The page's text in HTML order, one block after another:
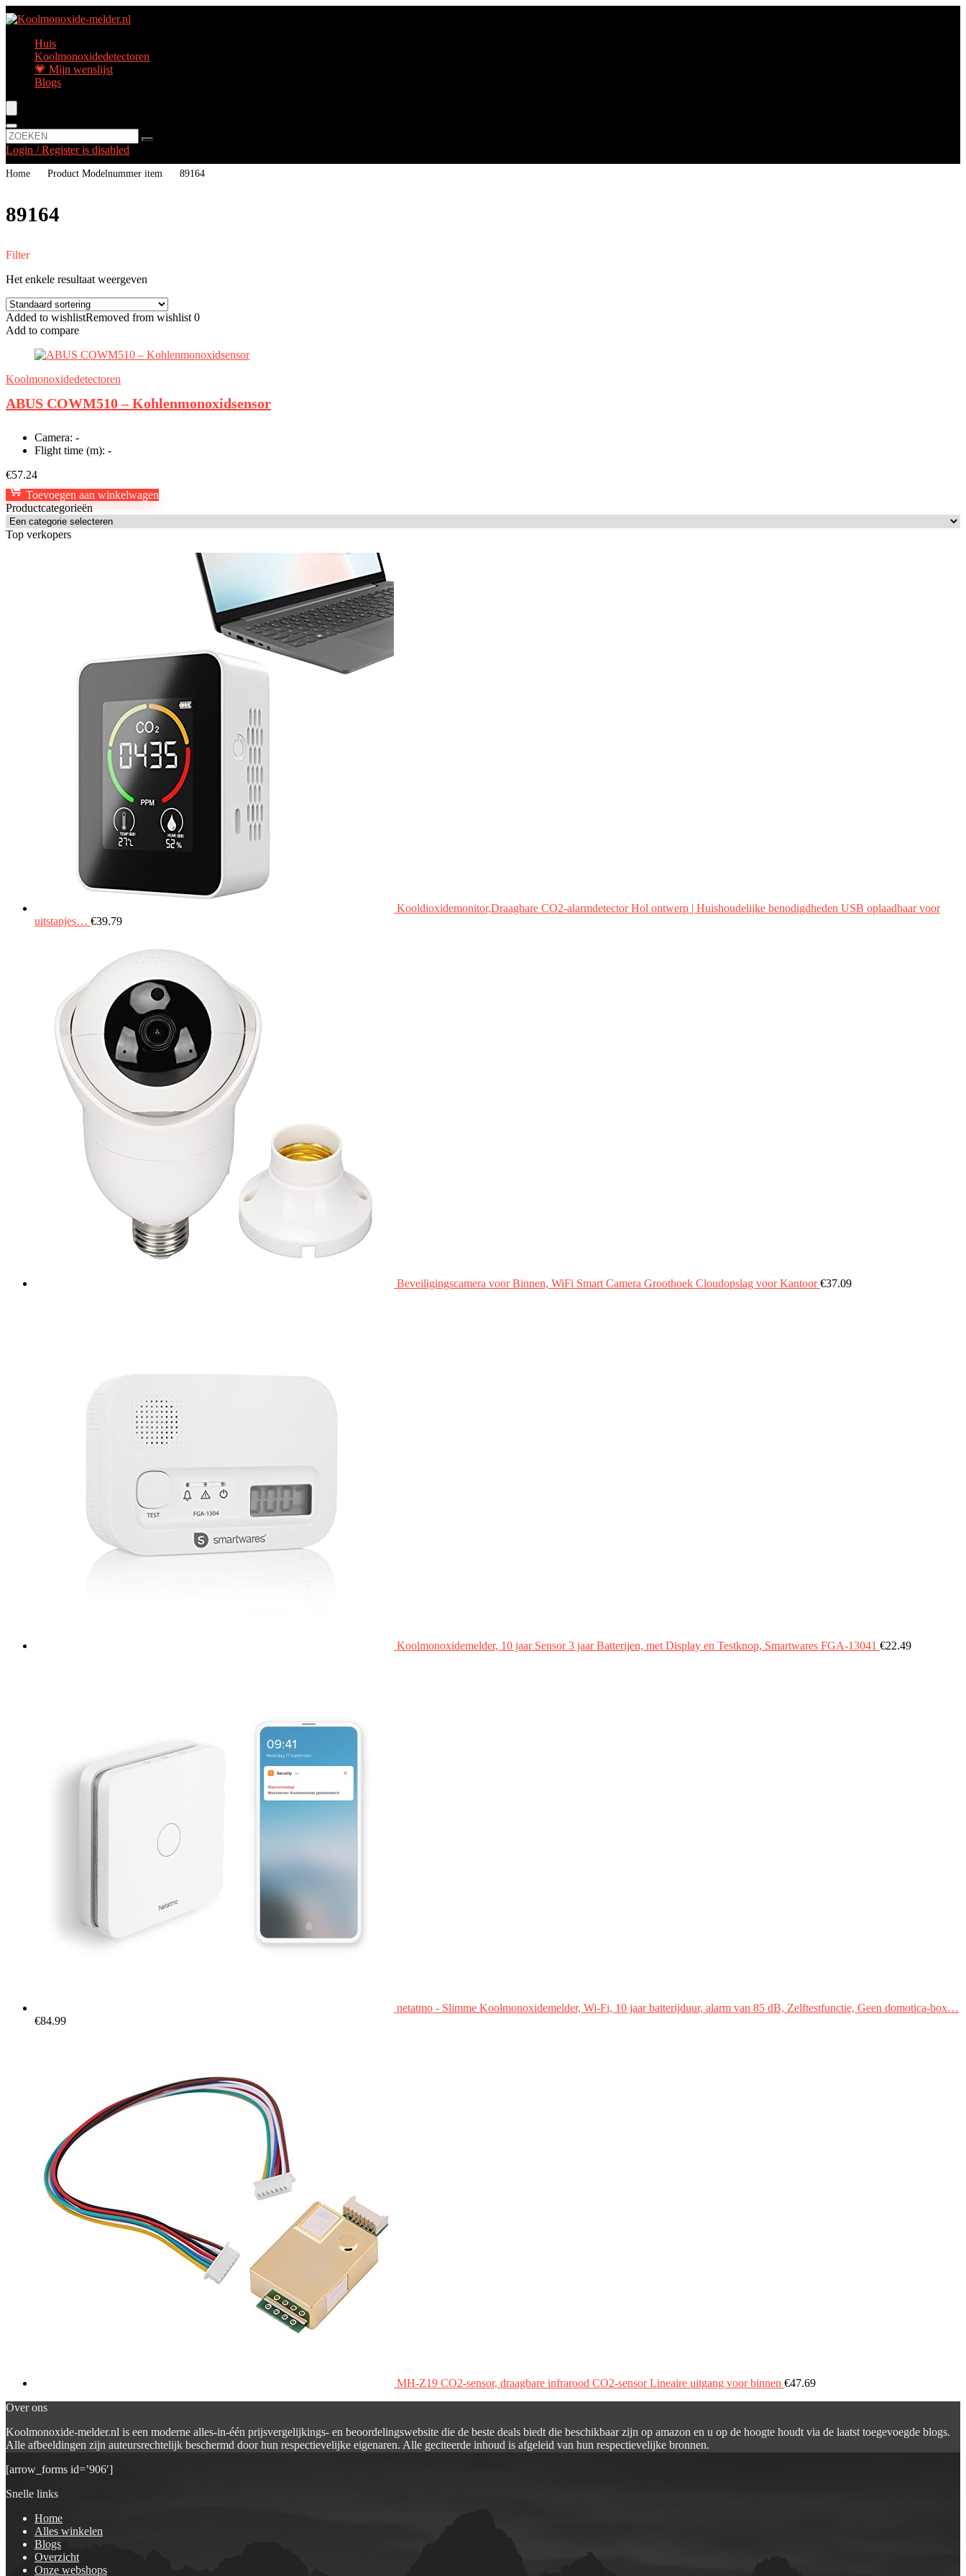
Huis
Koolmonoxidedetectoren
💗 Mijn wenslijst
Blogs
Login / Register is disabled
Home Product Modelnummer item ‎89164
‎89164
Filter
Het enkele resultaat weergeven
Added to wishlistRemoved from wishlist 0
Add to compare
Koolmonoxidedetectoren
ABUS COWM510 – Kohlenmonoxidsensor
Camera: -
Flight time (m): -
€57.24
Toevoegen aan winkelwagen
Productcategorieën
Top verkopers
Kooldioxidemonitor,Draagbare CO2-alarmdetector Hol ontwerp | Huishoudelijke benodigdheden USB oplaadbaar voor
uitstapjes… €39.79
Beveiligingscamera voor Binnen, WiFi Smart Camera Groothoek Cloudopslag voor Kantoor €37.09
Koolmonoxidemelder, 10 jaar Sensor 3 jaar Batterijen, met Display en Testknop, Smartwares FGA-13041 €22.49
netatmo - Slimme Koolmonoxidemelder, Wi-Fi, 10 jaar batterijduur, alarm van 85 dB, Zelftestfunctie, Geen domotica-box…
€84.99
MH-Z19 CO2-sensor, draagbare infrarood CO2-sensor Lineaire uitgang voor binnen €47.69
Over ons
Koolmonoxide-melder.nl is een moderne alles-in-één prijsvergelijkings- en beoordelingswebsite die de beste deals biedt die beschikbaar zijn op amazon en u op de hoogte houdt via de laatst toegevoegde blogs.
Alle afbeeldingen zijn auteursrechtelijk beschermd door hun respectievelijke eigenaren. Alle geciteerde inhoud is afgeleid van hun respectievelijke bronnen.
[arrow_forms id=’906′]
Snelle links
Home
Alles winkelen
Blogs
Overzicht
Onze webshops